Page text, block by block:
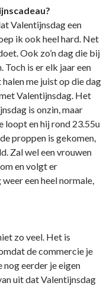
Valentijnsdag een
ik ook heel hard. Net
Ook zo’n dag die bij
is er elk jaar een
me juist op die dag
Valentijnsdag. Het
is onzin, maar
loopt en hij rond 23.55u
proppen is gekomen,
Zal wel een vrouwen
en volgt er
een heel normale,
zo veel. Het is
de commercie je
nog eerder je eigen
uit dat Valentijnsdag